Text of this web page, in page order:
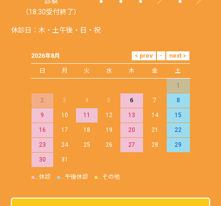
（18:30受付終了）
休診日：木・土午後・日・祝
2026年8月
日 月 火 水 木 金 土
1
2 3 4 5 6 7 8
9 10 11 12 13 14 15
16 17 18 19 20 21 22
23 24 25 26 27 28 29
30 31
■…休診 ■…午後休診 ■…その他